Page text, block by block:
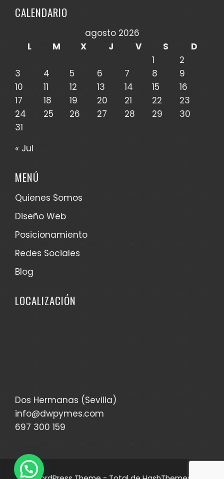
CALENDARIO
agosto 2026
L
M X J V S
D
1
2
3
4 5 6 7 8
9
10
11 12 13 14 15
16
17
18 19 20 21 22
23
24
25 26 27 28 29
30
31
« Jul
MENÚ
Quienes Somos
Diseño Web
Posicionamiento
Redes Sociales
Blog
LOCALIZACIÓN
Dos Hermanas (Sevilla)
info@dwpymes.com
697 300 159